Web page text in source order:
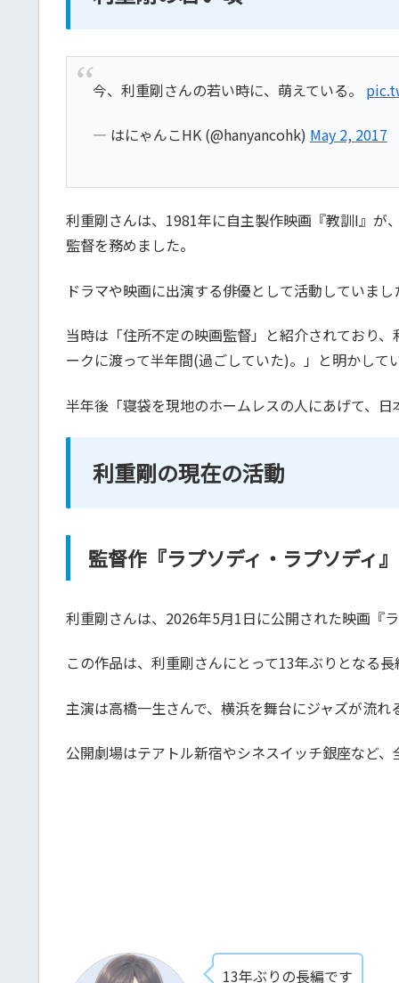
今、利重剛さんの若い時に、萌えている。
— はにゃんこHK (@hanyancohk) May 2, 2017
利重剛さんは、1981年に自主製作映画『教訓I』が
監督を務めました。
ドラマや映画に出演する俳優として活動していまし
当時は「住所不定の映画監督」と紹介されており
ークに渡って半年間(過ごしていた)。」と明かして
半年後「寝袋を現地のホームレスの人にあげて、
利重剛の現在の活動
監督作『ラプソディ・ラプソディ』
利重剛さんは、2026年5月1日に公開された映画『
この作品は、利重剛さんにとって13年ぶりとなる長
主演は高橋一生さんで、横浜を舞台にジャズが流
公開劇場はテアトル新宿やシネスイッチ銀座など、
13年ぶりの長編です